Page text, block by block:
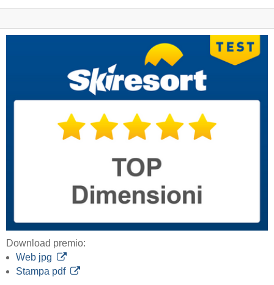
Download premio:
Web jpg
Stampa pdf